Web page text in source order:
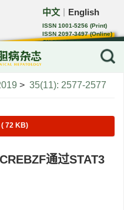
中文 English
ISSN 1001-5256 (Print)
ISSN 2097-3497 (Online)
CN 22-1108/R
> 35(11): 2577-2577
( 72 KB)
通过STAT3